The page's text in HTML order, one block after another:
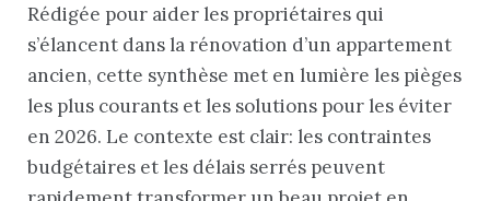
Rédigée pour aider les propriétaires qui
s’élancent dans la rénovation d’un appartement
ancien, cette synthèse met en lumière les pièges
les plus courants et les solutions pour les éviter
en 2026. Le contexte est clair: les contraintes
budgétaires et les délais serrés peuvent